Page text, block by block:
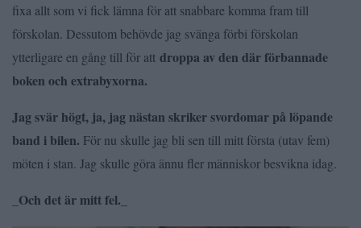
fixa allt som vi fick lämna för att snabbare komma fram till
förskolan. Dessutom behövde jag svänga förbi förskolan
ytterligare en gång till för att droppa av den där förbannade
boken och extrabyxorna.
Jag svär högt, ja, jag nästan skriker svordomar på löpande
band i bilen. För nu skulle jag bli sen till mitt första (utav fem)
möten i stan. Jag skulle göra ännu fler människor besvikna idag.
_Och det är mitt fel._